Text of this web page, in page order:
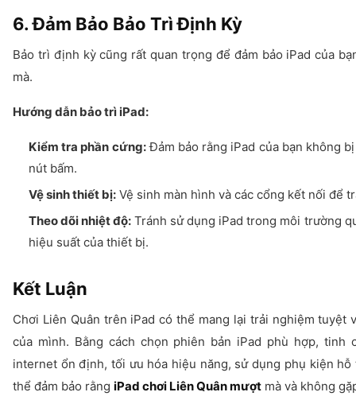
6. Đảm Bảo Bảo Trì Định Kỳ
Bảo trì định kỳ cũng rất quan trọng để đảm bảo iPad của
mà.
Hướng dẫn bảo trì iPad:
Kiểm tra phần cứng:Đảm bảo rằng iPad của bạn không
nút bấm.
Vệ sinh thiết bị: Vệ sinh màn hình và các cổng kết nối để
Theo dõi nhiệt độ: Tránh sử dụng iPad trong môi trường
hiệu suất của thiết bị.
Kết Luận
Chơi Liên Quân trên iPad có thể mang lại trải nghiệm
của mình. Bằng cách chọn phiên bản iPad phù hợp,
internet ổn định, tối ưu hóa hiệu năng, sử dụng phụ kiện
thể đảm bảo rằng iPad chơi Liên Quân mượt mà và không